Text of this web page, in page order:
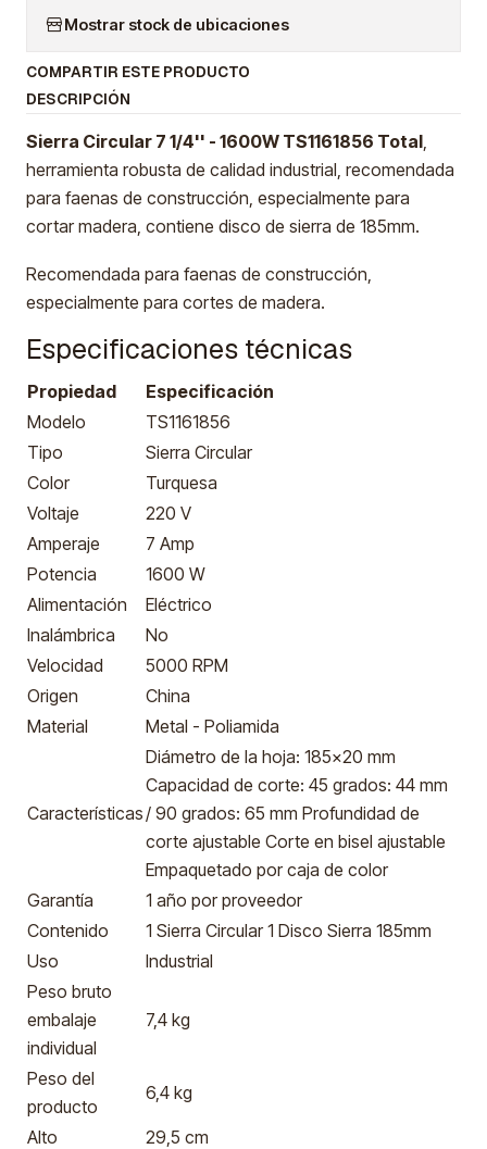
Mostrar stock de ubicaciones
COMPARTIR ESTE PRODUCTO
DESCRIPCIÓN
Sierra Circular 7 1/4'' - 1600W TS1161856 Total,
herramienta robusta de calidad industrial, recomendada
para faenas de construcción, especialmente para
cortar madera, contiene disco de sierra de 185mm.
Recomendada para faenas de construcción,
especialmente para cortes de madera.
Especificaciones técnicas
Propiedad
Especificación
Modelo
TS1161856
Tipo
Sierra Circular
Color
Turquesa
Voltaje
220 V
Amperaje
7 Amp
Potencia
1600 W
Alimentación
Eléctrico
Inalámbrica
No
Velocidad
5000 RPM
Origen
China
Material
Metal - Poliamida
Características
Diámetro de la hoja: 185x20 mm
Capacidad de corte: 45 grados: 44 mm
/ 90 grados: 65 mm Profundidad de
corte ajustable Corte en bisel ajustable
Empaquetado por caja de color
Garantía
1 año por proveedor
Contenido
1 Sierra Circular 1 Disco Sierra 185mm
Uso
Industrial
Peso bruto
embalaje
individual
7,4 kg
Peso del
producto
6,4 kg
Alto
29,5 cm